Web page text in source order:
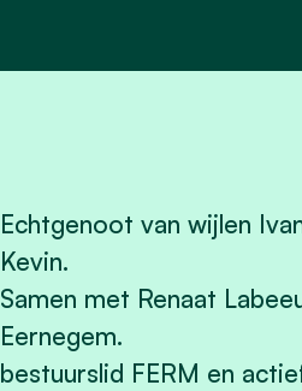
Echtgenoot van wijlen
Kevin.
Samen met Renaat
Eernegem.
bestuurslid FERM en